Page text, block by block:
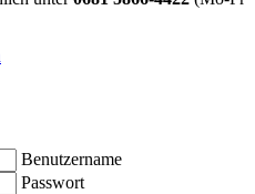
Benutzername
Passwort